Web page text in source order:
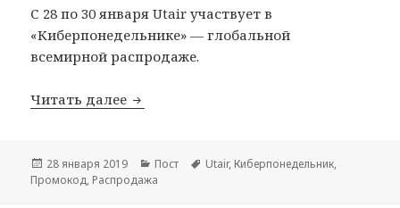
С 28 по 30 января Utair участвует в
«Киберпонедельнике» — глобальной
всемирной распродаже.
Читать далее У Utair «Киберпонедельник» — скидка
Опубликовано
28 января 2019 Рубрики
Пост Метки
Utair, Киберпонедельник,
Промокод, Распродажа